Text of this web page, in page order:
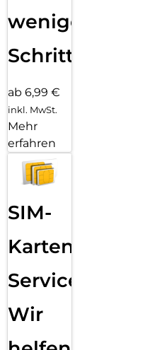
wenigen
Schritten
ab 6,99 €
inkl. MwSt.
Mehr
erfahren
SIM-
Karten
Service:
Wir